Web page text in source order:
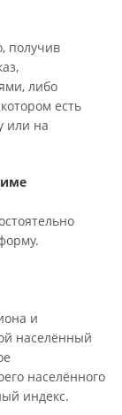
получив
либо
есть
или на
и
населённый
населённого
индекс.